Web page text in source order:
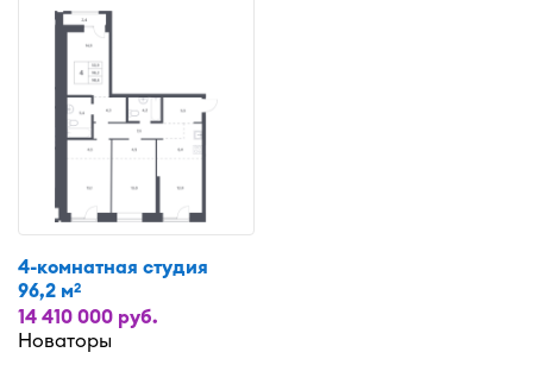
4-комнатная студия
96,2 м2
14 410 000 руб.
Новаторы